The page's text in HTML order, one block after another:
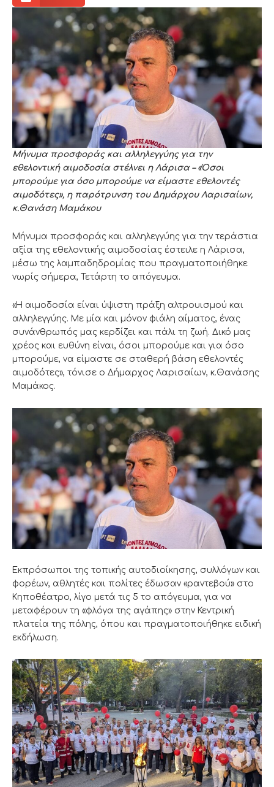
Μήνυμα προσφοράς και αλληλεγγύης για την
εθελοντική αιμοδοσία στέλνει η Λάρισα – «Όσοι
μπορούμε για όσο μπορούμε να είμαστε εθελοντές
αιμοδότες», η παρότρυνση του Δημάρχου Λαρισαίων,
κ.Θανάση Μαμάκου
Μήνυμα προσφοράς και αλληλεγγύης για την τεράστια
αξία της εθελοντικής αιμοδοσίας έστειλε η Λάρισα,
μέσω της λαμπαδηδρομίας που πραγματοποιήθηκε
νωρίς σήμερα, Τετάρτη το απόγευμα.
«Η αιμοδοσία είναι ύψιστη πράξη αλτρουισμού και
αλληλεγγύης. Με μία και μόνον φιάλη αίματος, ένας
συνάνθρωπός μας κερδίζει και πάλι τη ζωή. Δικό μας
χρέος και ευθύνη είναι, όσοι μπορούμε και για όσο
μπορούμε, να είμαστε σε σταθερή βάση εθελοντές
αιμοδότες», τόνισε ο Δήμαρχος Λαρισαίων, κ.Θανάσης
Μαμάκος.
Εκπρόσωποι της τοπικής αυτοδιοίκησης, συλλόγων και
φορέων, αθλητές και πολίτες έδωσαν «ραντεβού» στο
Κηποθέατρο, λίγο μετά τις 5 το απόγευμα, για να
μεταφέρουν τη «φλόγα της αγάπης» στην Κεντρική
πλατεία της πόλης, όπου και πραγματοποιήθηκε ειδική
εκδήλωση.